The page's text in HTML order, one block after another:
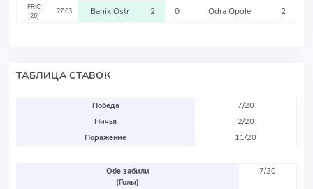
FRIC
(26)
27.03 Banik Ostr 2 0 Odra Opole 2
ТАБЛИЦА СТАВОК
Победа
7/20
Ничья
2/20
Поражение
11/20
Обе забили
(Голы)
7/20